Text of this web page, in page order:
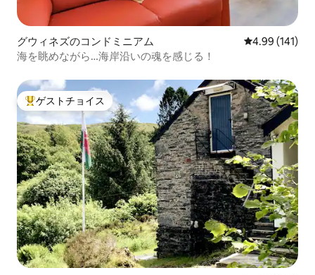
グウィネズのコンドミニアム レビュー141
4.99 (141)
海を眺めながら…海岸沿いの魂を感じる！
大好評のゲストチョイスです。
ゲストチョイス